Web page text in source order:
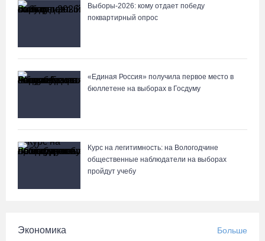
Выборы-2026: кому отдает победу
поквартирный опрос
«Единая Россия» получила первое место в
бюллетене на выборах в Госдуму
Курс на легитимность: на Вологодчине
общественные наблюдатели на выборах
пройдут учебу
Экономика Больше